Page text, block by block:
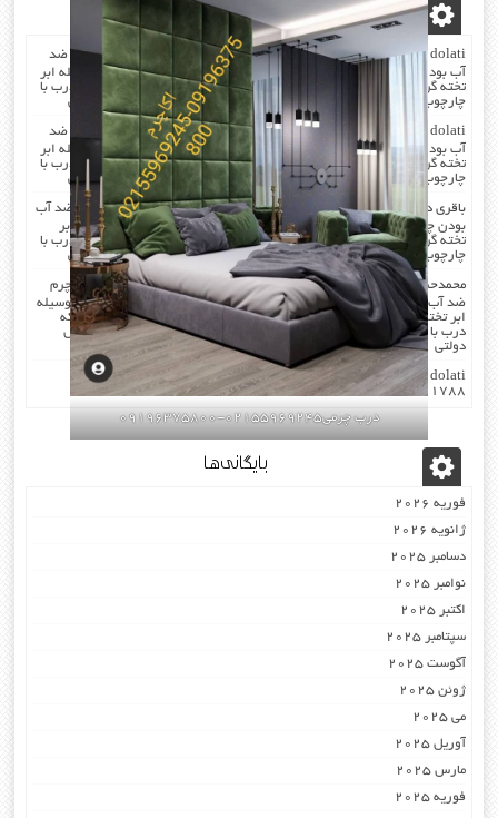
درب چرمی02155969245-09196375800
آخرین دیدگاه‌ها
dolatiدر صدا گیر…درب اکوستیک…چرم کردن درب با مرغوب ترین چرم ضد
آب بودن چرم …در هنگام چرم کردن همه ی درز های درب و چارچوب بوسیله ابر
تخته گرفته میشود که جلوی صدا را میگیرد . کار در محل انجام میشود که درب با
چارچوب فیکس میشود۰۹۱۹۶۳۷۵۸۰۰-۰۹۳۰۷۸۰۱۷۸۸مهندس دولتی
dolati
صدا گیر…درب اکوستیک…چرم کردن درب با مرغوب ترین چرم ضد
آب بودن چرم …در هنگام چرم کردن همه ی درز های درب و چارچوب بوسیله ابر
تخته گرفته میشود که جلوی صدا را میگیرد . کار در محل انجام میشود که درب با
چارچوب فیکس میشود۰۹۱۹۶۳۷۵۸۰۰-۰۹۳۰۷۸۰۱۷۸۸مهندس دولتی
باقری در
صدا گیر…درب اکوستیک…چرم کردن درب با مرغوب ترین چرم ضد آب
بودن چرم …در هنگام چرم کردن همه ی درز های درب و چارچوب بوسیله ابر
تخته گرفته میشود که جلوی صدا را میگیرد . کار در محل انجام میشود که درب با
چارچوب فیکس میشود۰۹۱۹۶۳۷۵۸۰۰-۰۹۳۰۷۸۰۱۷۸۸مهندس دولتی
محمدحسندر صدا گیر…درب اکوستیک…چرم کردن درب با مرغوب ترین چرم
ضد آب بودن چرم …در هنگام چرم کردن همه ی درز های درب و چارچوب بوسیله
ابر تخته گرفته میشود که جلوی صدا را میگیرد . کار در محل انجام میشود که
درب با چارچوب فیکس میشود۰۹۱۹۶۳۷۵۸۰۰-۰۹۳۰۷۸۰۱۷۸۸مهندس
دولتی
dolati در
اکوستیک -درب عایق-صوتی ضد-صدا ۰۹۱۹۶۳۷۵۸۰۰
۰۹۳۰۷۸۰۱۷۸۸
بایگانی‌ها
فوریه 2026
ژانویه 2026
دسامبر 2025
نوامبر 2025
اکتبر 2025
سپتامبر 2025
آگوست 2025
ژوئن 2025
می 2025
آوریل 2025
مارس 2025
فوریه 2025